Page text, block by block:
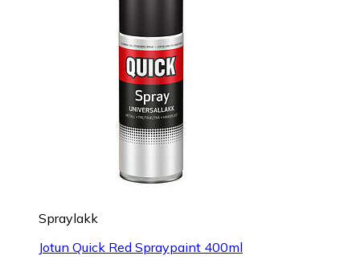
Spraylakk
Jotun Quick Red Spraypaint 400ml